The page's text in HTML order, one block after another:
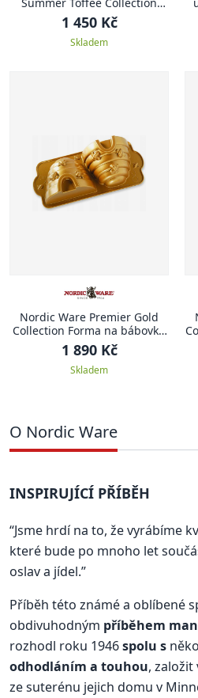
Forma na bábovku 26,7 cm,
BLOSSOM KVĚT
1 450 Kč
Skladem
Nordic Ware Premier Gold
Collection Forma na bábovku
včelí úl 3D, zlatá, 2.3 l
1 890 Kč
Skladem
O Nordic Ware
INSPIRUJÍCÍ PŘÍBĚH
“Jsme hrdí na to, že vyrábíme
které bude po mnoho let
oslav a jídel.”
Příběh této známé a oblíbené
obdivuhodným příběhem
rozhodl roku 1946spolu s
odhodláním a touhou, založit
ze suterénu jejich domu v